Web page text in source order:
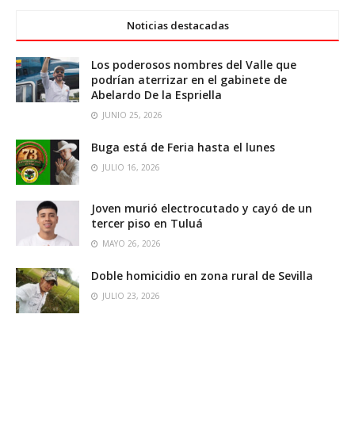
Noticias destacadas
Los poderosos nombres del Valle que
podrían aterrizar en el gabinete de
Abelardo De la Espriella
JUNIO 25, 2026
Buga está de Feria hasta el lunes
JULIO 16, 2026
Joven murió electrocutado y cayó de un
tercer piso en Tuluá
MAYO 26, 2026
Doble homicidio en zona rural de Sevilla
JULIO 23, 2026